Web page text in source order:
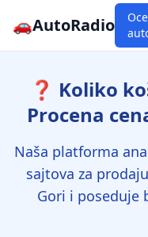
🚗AutoRadio
❓ Koliko
Procena
Naša platforma
sajtova za
Gori i poseduje